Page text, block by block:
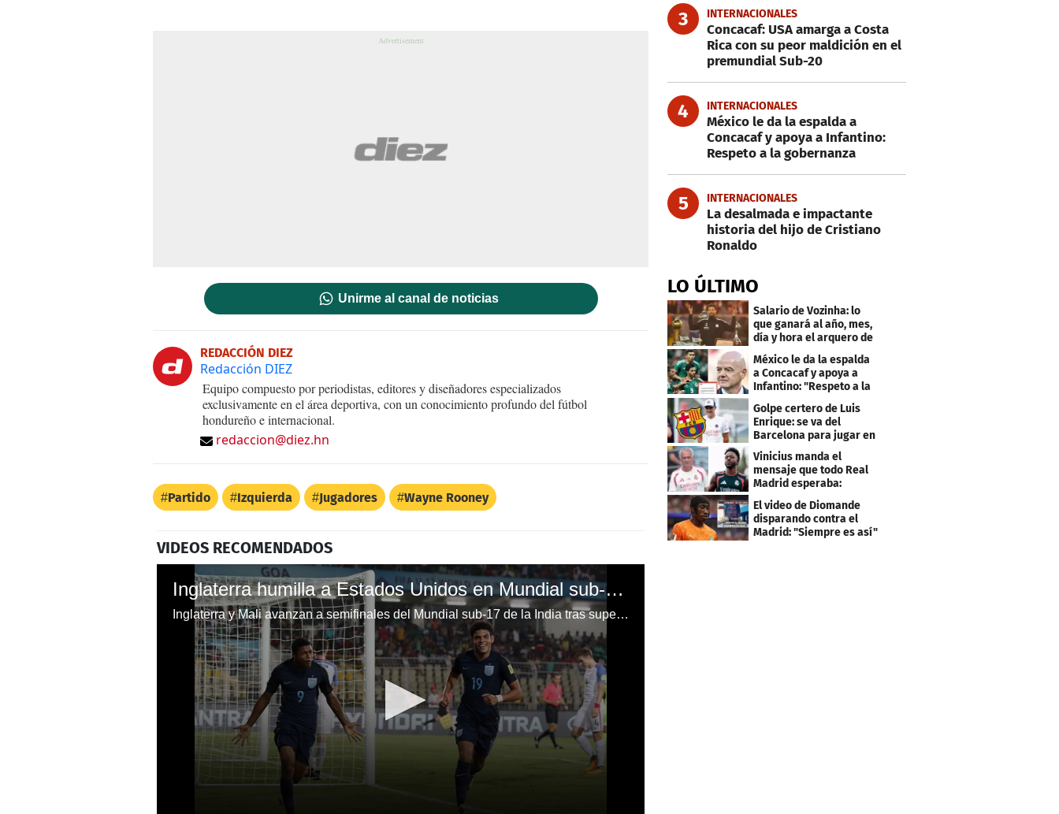
Unirme al canal de noticias
REDACCIÓN DIEZ
Redacción DIEZ
Equipo compuesto por periodistas, editores y diseñadores especializados
exclusivamente en el área deportiva, con un conocimiento profundo del fútbol
hondureño e internacional.
redaccion@diez.hn
Partido Izquierda Jugadores Wayne Rooney
VIDEOS RECOMENDADOS
Inglaterra humilla a Estados Unidos en Mundial sub-17 de la India
Inglaterra y Mali avanzan a semifinales del Mundial sub-17 de la India tras superar a Estados Unidos y Ghana
3 INTERNACIONALES
Concacaf: USA amarga a Costa
Rica con su peor maldición en el
premundial Sub-20
4 INTERNACIONALES
México le da la espalda a
Concacaf y apoya a Infantino:
Respeto a la gobernanza
5 INTERNACIONALES
La desalmada e impactante
historia del hijo de Cristiano
Ronaldo
LO ÚLTIMO
Salario de Vozinha: lo
que ganará al año, mes,
día y hora el arquero de
Cabo Verde
México le da la espalda
a Concacaf y apoya a
Infantino: "Respeto a la
gobernanza"
Golpe certero de Luis
Enrique: se va del
Barcelona para jugar en
el PSG
Vinicius manda el
mensaje que todo Real
Madrid esperaba:
"Mourinho..."
El video de Diomande
disparando contra el
Madrid: "Siempre es así"